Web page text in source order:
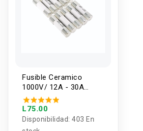
Fusible Ceramico
1000V/ 12A - 30A
10X38mm
L75.00
Disponibilidad:403 En